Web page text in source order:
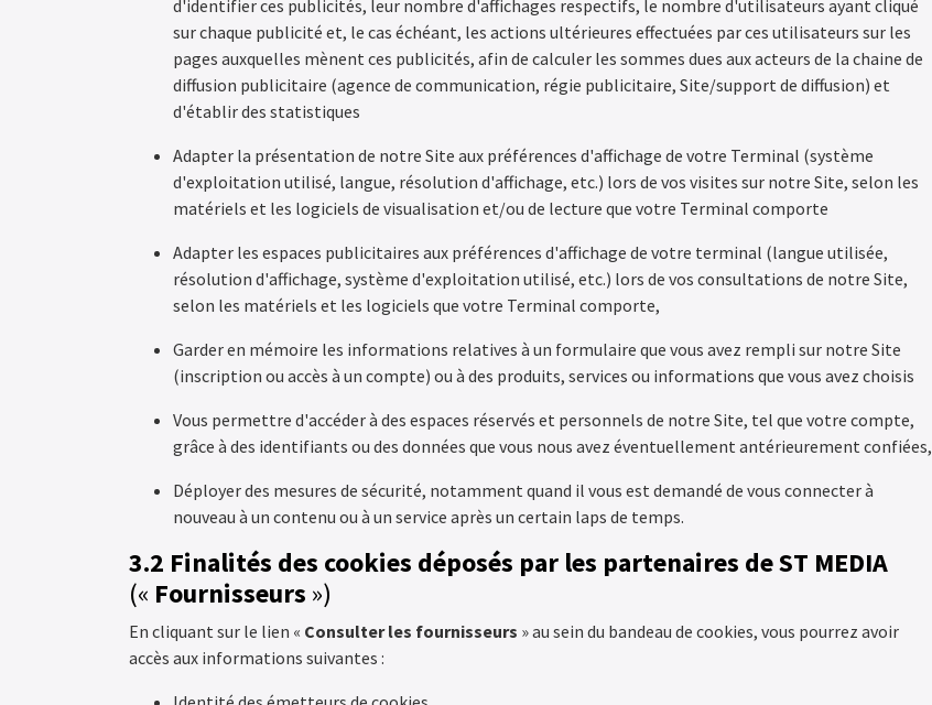
d'identifier ces publicités, leur nombre d'affichages respectifs, le nombre d'utilisateurs ayant cliqué
sur chaque publicité et, le cas échéant, les actions ultérieures effectuées par ces utilisateurs sur les
pages auxquelles mènent ces publicités, afin de calculer les sommes dues aux acteurs de la chaine de
diffusion publicitaire (agence de communication, régie publicitaire, Site/support de diffusion) et
d'établir des statistiques
Adapter la présentation de notre Site aux préférences d'affichage de votre Terminal (système
d'exploitation utilisé, langue, résolution d'affichage, etc.) lors de vos visites sur notre Site, selon les
matériels et les logiciels de visualisation et/ou de lecture que votre Terminal comporte
Adapter les espaces publicitaires aux préférences d'affichage de votre terminal (langue utilisée,
résolution d'affichage, système d'exploitation utilisé, etc.) lors de vos consultations de notre Site,
selon les matériels et les logiciels que votre Terminal comporte,
Garder en mémoire les informations relatives à un formulaire que vous avez rempli sur notre Site
(inscription ou accès à un compte) ou à des produits, services ou informations que vous avez choisis
Vous permettre d'accéder à des espaces réservés et personnels de notre Site, tel que votre compte,
grâce à des identifiants ou des données que vous nous avez éventuellement antérieurement confiées,
Déployer des mesures de sécurité, notamment quand il vous est demandé de vous connecter à
nouveau à un contenu ou à un service après un certain laps de temps.
3.2 Finalités des cookies déposés par les partenaires de ST MEDIA
(« Fournisseurs »)
En cliquant sur le lien « Consulter les fournisseurs » au sein du bandeau de cookies, vous pourrez avoir
accès aux informations suivantes :